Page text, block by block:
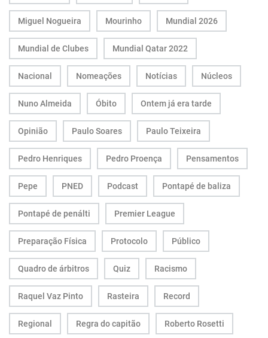
Miguel Nogueira Mourinho Mundial 2026
Mundial de Clubes Mundial Qatar 2022
Nacional Nomeações Notícias Núcleos
Nuno Almeida Óbito Ontem já era tarde
Opinião Paulo Soares Paulo Teixeira
Pedro Henriques Pedro Proença Pensamentos
Pepe PNED Podcast Pontapé de baliza
Pontapé de penálti Premier League
Preparação Física Protocolo Público
Quadro de árbitros Quiz Racismo
Raquel Vaz Pinto Rasteira Record
Regional Regra do capitão Roberto Rosetti